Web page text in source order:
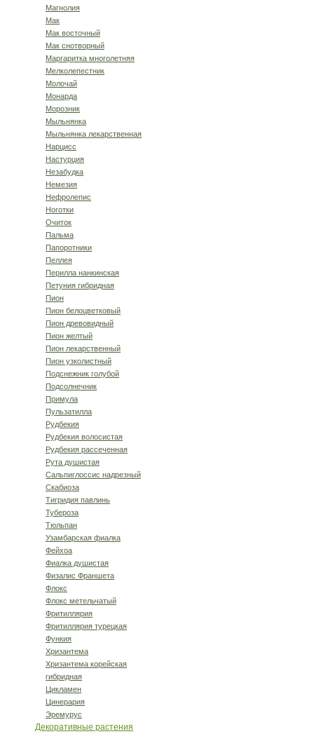
Магнолия
Мак
Мак восточный
Мак снотворный
Маргаритка многолетняя
Мелколепестник
Молочай
Монарда
Морозник
Мыльнянка
Мыльнянка лекарственная
Нарцисс
Настурция
Незабудка
Немезия
Нефролепис
Ноготки
Очиток
Пальма
Папоротники
Пеллея
Перилла нанкинская
Петуния гибридная
Пион
Пион белоцветковый
Пион древовидный
Пион желтый
Пион лекарственный
Пион узколистный
Подснежник голубой
Подсолнечник
Примула
Пульзатилла
Рудбекия
Рудбекия волосистая
Рудбекия рассеченная
Рута душистая
Сальпиглоссис надрезный
Скабиоза
Тигридия павлинь
Тубероза
Тюльпан
Узамбарская фиалка
Фейхоа
Фиалка душистая
Физалис Франшета
Флокс
Флокс метельчатый
Фритиллярия
Фритиллярия турецкая
Функия
Хризантема
Хризантема корейская
гибридная
Цикламен
Цинерария
Эремурус
Декоративные растения